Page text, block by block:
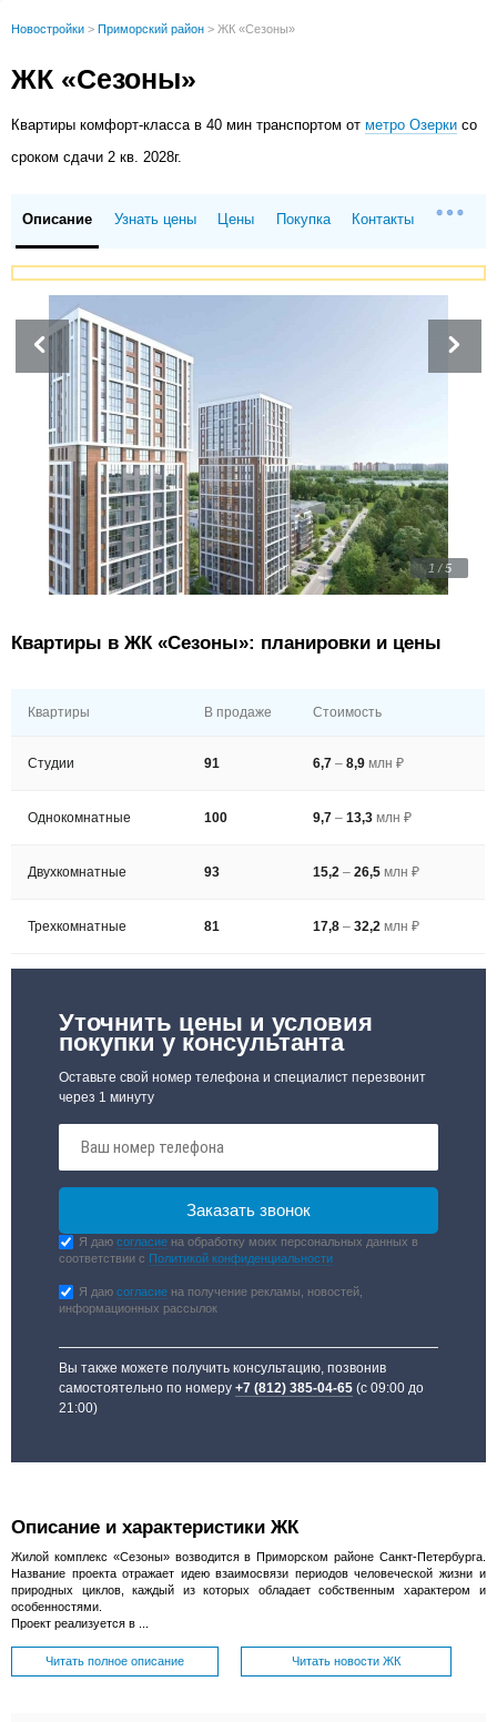
Новостройки > Приморский район > ЖК «Сезоны»
ЖК «Сезоны»
Квартиры комфорт-класса в 40 мин транспортом отметро Озерки со
сроком сдачи 2 кв. 2028г.
Описание Узнать цены Цены Покупка Контакты
1 / 5
Квартиры в ЖК «Сезоны»: планировки и цены
Квартиры В продаже Стоимость
Студии 91 6,7– 8,9млн ₽
Однокомнатные 100 9,7– 13,3млн ₽
Двухкомнатные 93 15,2– 26,5млн ₽
Трехкомнатные 81 17,8– 32,2млн ₽
Уточнить цены и условия
покупки у консультанта
Оставьте свой номер телефона и специалист перезвонит
через 1 минуту
Я даюсогласие на обработку моих персональных данных в
соответствии с Политикой конфиденциальности
Я даюсогласие на получение рекламы, новостей,
информационных рассылок
Вы также можете получить консультацию, позвонив
самостоятельно по номеру+7 (812) 385-04-65 (с 09:00 до
21:00)
Описание и характеристики ЖК
Жилой комплекс «Сезоны» возводится в Приморском районе Санкт-Петербурга.
Название проекта отражает идею взаимосвязи периодов человеческой жизни и
природных циклов, каждый из которых обладает собственным характером и
особенностями.
Проект реализуется в ...
Читать полное описание Читать новости ЖК